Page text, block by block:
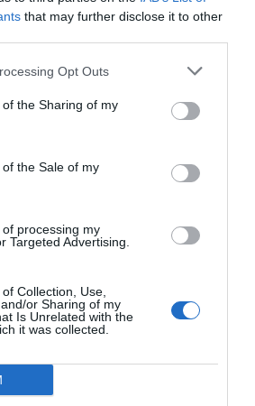
that may further disclose it to other
Opt Outs
the Sharing of my
the Sale of my
processing my
Targeted Advertising.
Collection, Use,
or Sharing of my
Is Unrelated with the
it was collected.